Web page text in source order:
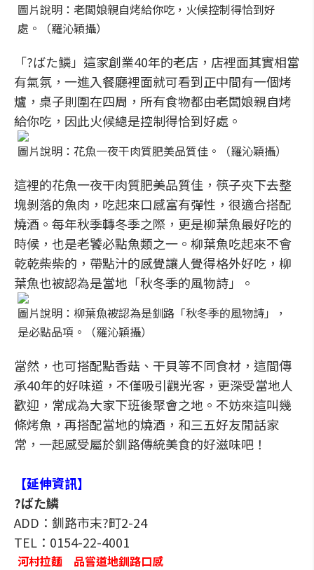
圖片說明：老闆娘親自烤給你吃，火候控制得恰到好
處。（羅沁穎攝）
「?ばた鱗」這家創業40年的老店，店裡面其實相當
有氣氛，一進入餐廳裡面就可看到正中間有一個烤
爐，桌子則圍在四周，所有食物都由老闆娘親自烤
給你吃，因此火候總是控制得恰到好處。
圖片說明：花魚一夜干肉質肥美品質佳。（羅沁穎攝）
這裡的花魚一夜干肉質肥美品質佳，筷子夾下去整
塊剝落的魚肉，吃起來口感富有彈性，很適合搭配
燒酒。每年秋季轉冬季之際，更是柳葉魚最好吃的
時候，也是老饕必點魚類之一。柳葉魚吃起來不會
乾乾柴柴的，帶點汁的感覺讓人覺得格外好吃，柳
葉魚也被認為是當地「秋冬季的風物詩」。
圖片說明：柳葉魚被認為是釧路「秋冬季的風物詩」，
是必點品項。（羅沁穎攝）
當然，也可搭配點香菇、干貝等不同食材，這間傳
承40年的好味道，不僅吸引觀光客，更深受當地人
歡迎，常成為大家下班後聚會之地。不妨來這叫幾
條烤魚，再搭配當地的燒酒，和三五好友閒話家
常，一起感受屬於釧路傳統美食的好滋味吧！
【延伸資訊】
?ばた鱗
ADD：釧路市末?町2-24
TEL：0154-22-4001
河村拉麵 品嘗道地釧路口感